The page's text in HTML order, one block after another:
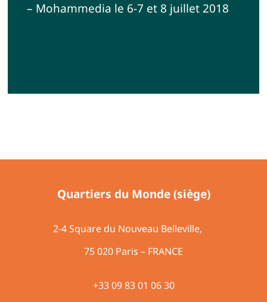
– Mohammedia le 6-7 et 8 juillet 2018
Quartiers du Monde (siège)
2-4 Square du Nouveau Belleville,
75 020 Paris – FRANCE
+33 09 83 01 06 30